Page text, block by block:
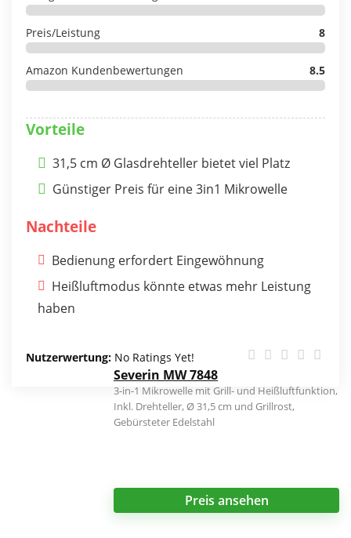
Preis/Leistung 8
Amazon Kundenbewertungen 8.5
Vorteile
31,5 cm Ø Glasdrehteller bietet viel Platz
Günstiger Preis für eine 3in1 Mikrowelle
Nachteile
Bedienung erfordert Eingewöhnung
Heißluftmodus könnte etwas mehr Leistung
haben
Nutzerwertung: No Ratings Yet!
Severin MW 7848
3-in-1 Mikrowelle mit Grill- und Heißluftfunktion,
Inkl. Drehteller, Ø 31,5 cm und Grillrost,
Gebürsteter Edelstahl
Preis ansehen